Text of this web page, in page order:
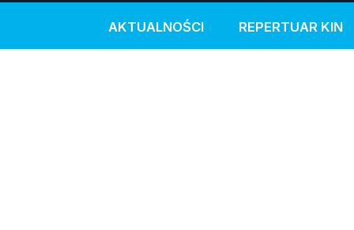
AKTUALNOŚCI REPERTUAR KIN